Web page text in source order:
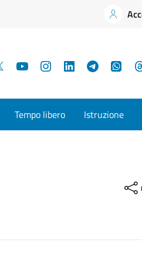
YouTubeInstagramLinkedInTelegram
Tempo libero Istruzione